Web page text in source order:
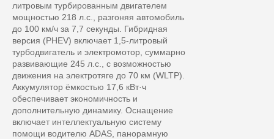
литровым турбированным двигателем
мощностью 218 л.с., разгоняя автомобиль
до 100 км/ч за 7,7 секунды. Гибридная
версия (PHEV) включает 1,5-литровый
турбодвигатель и электромотор, суммарно
развивающие 245 л.с., с возможностью
движения на электротяге до 70 км (WLTP).
Аккумулятор ёмкостью 17,6 кВт·ч
обеспечивает экономичность и
дополнительную динамику. Оснащение
включает интеллектуальную систему
помощи водителю ADAS, панорамную
Lynk & Co 01
от 3 500 000 ₽